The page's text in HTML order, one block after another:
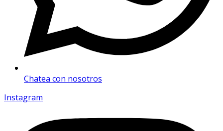
Chatea con nosotros
Instagram